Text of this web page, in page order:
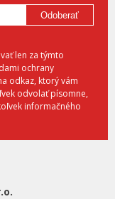
Odoberať
len za týmto
ochrany
odkaz, ktorý vám
odvolať písomne,
informačného